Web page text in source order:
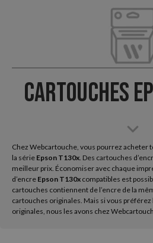
Cartouches
Chez Webcartouche, vous pourrez acheter
la série Epson T130x. Des cartouches
meilleur prix. Économiser avec chaque
d’encre Epson T130x compatibles est
cartouches contiennent de l’encre de la
cartouches originales. Mais si vous préférez
originales, nous les avons chez